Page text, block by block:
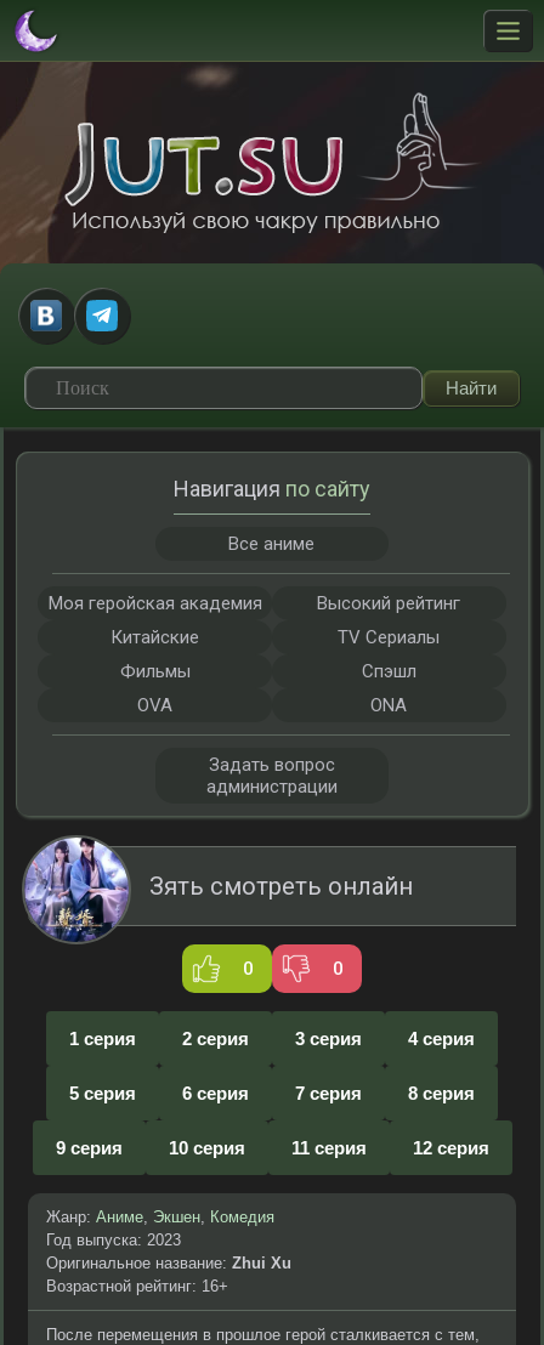
Зять смотреть онлайн
0 0
1 серия 2 серия 3 серия 4 серия
5 серия 6 серия 7 серия 8 серия
9 серия 10 серия 11 серия 12 серия
Жанр: Аниме, Экшен, Комедия
Год выпуска: 2023
Оригинальное название: Zhui Xu
Возрастной рейтинг: 16+
После перемещения в прошлое герой сталкивается с тем,
Навигация по сайту
Все аниме
Моя геройская академия
Высокий рейтинг
Китайские
TV Сериалы
Фильмы
Спэшл
OVA
ONA
Задать вопрос
администрации